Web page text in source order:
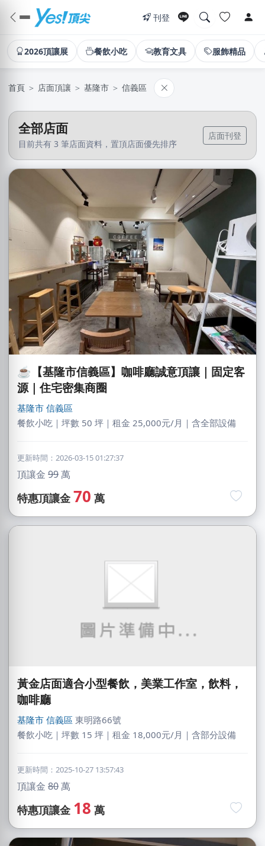
刊登
2026頂讓展 餐飲小吃 教育文具 服飾精品
首頁 ＞ 店面頂讓 ＞ 基隆市 ＞ 信義區
全部店面
目前共有 3 筆店面資料，置頂店面優先排序
店面刊登
☕【基隆市信義區】咖啡廳誠意頂讓｜固定客
源｜住宅密集商圈
基隆市 信義區
餐飲小吃｜坪數 50 坪｜租金 25,000元/月｜含全部設備
更新時間：2026-03-15 01:27:37
頂讓金 99萬
特惠頂讓金 70 萬
黃金店面適合小型餐飲，美業工作室，飲料，
咖啡廳
基隆市 信義區 東明路66號
餐飲小吃｜坪數 15 坪｜租金 18,000元/月｜含部分設備
更新時間：2025-10-27 13:57:43
頂讓金 80萬
特惠頂讓金 18 萬